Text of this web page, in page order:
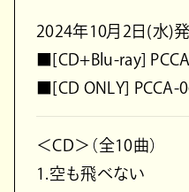
2024年10月2日(水)
■[CD+Blu-ray]
■[CD ONLY]
＜CD＞（全10曲）
1.空も飛べない